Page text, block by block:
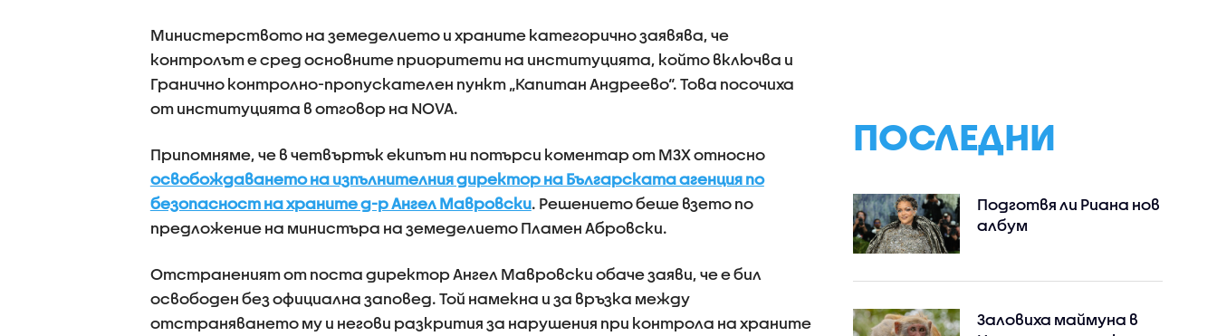
Министерството на земеделието и храните категорично заявява, че
контролът е сред основните приоритети на институцията, който включва и
Гранично контролно-пропускателен пункт „Капитан Андреево“. Това посочиха
от институцията в отговор на NOVA.
Припомняме, че в четвъртък екипът ни потърси коментар от МЗХ относно
освобождаването на изпълнителния директор на Българската агенция по
безопасност на храните д-р Ангел Мавровски. Решението беше взето по
предложение на министъра на земеделието Пламен Абровски.
Отстраненият от поста директор Ангел Мавровски обаче заяви, че е бил
освободен без официална заповед. Той намекна и за връзка между
отстраняването му и негови разкрития за нарушения при контрола на храните
ПОСЛЕДНИ
Подготвя ли Риана нов
албум
Заловиха маймуна в